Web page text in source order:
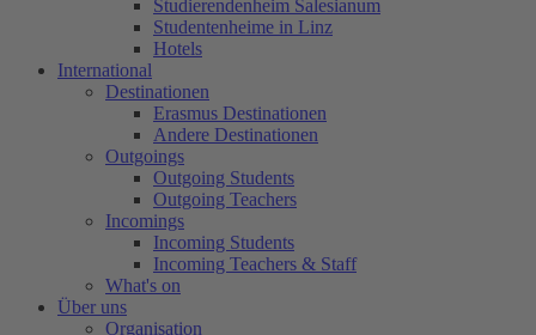
Studierendenheim Salesianum
Studentenheime in Linz
Hotels
International
Destinationen
Erasmus Destinationen
Andere Destinationen
Outgoings
Outgoing Students
Outgoing Teachers
Incomings
Incoming Students
Incoming Teachers & Staff
What's on
Über uns
Organisation